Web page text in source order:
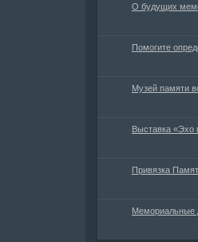
О будущих
Помогите
Музей памяти
Выставка «Эхо
Привязка
Мемориальные